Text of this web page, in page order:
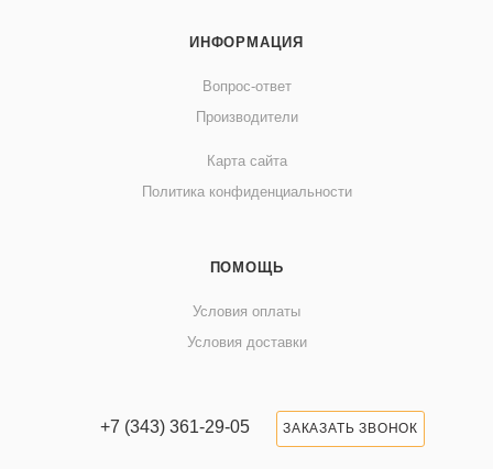
ИНФОРМАЦИЯ
Вопрос-ответ
Производители
Карта сайта
Политика конфиденциальности
ПОМОЩЬ
Условия оплаты
Условия доставки
+7 (343) 361-29-05 ЗАКАЗАТЬ ЗВОНОК